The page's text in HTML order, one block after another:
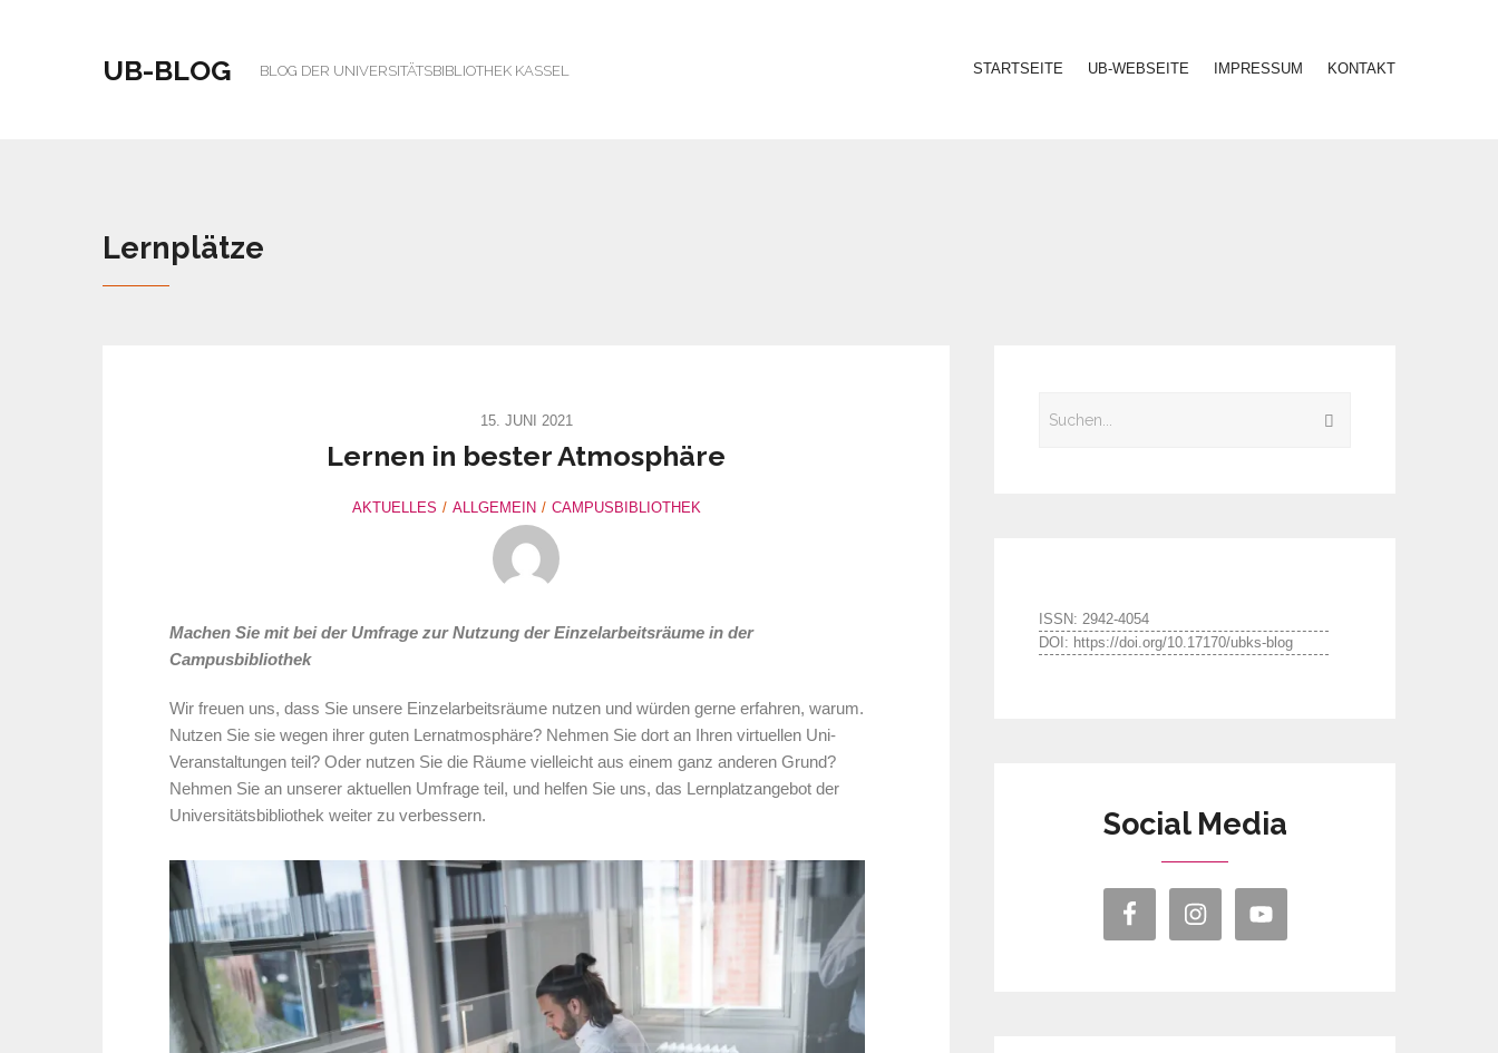
UB-BLOG BLOG DER UNIVERSITÄTSBIBLIOTHEK KASSEL STARTSEITE UB-WEBSEITE IMPRESSUM KONTAKT
Lernplätze
15. JUNI 2021
Lernen in bester Atmosphäre
AKTUELLES ALLGEMEIN CAMPUSBIBLIOTHEK
Machen Sie mit bei der Umfrage zur Nutzung der Einzelarbeitsräume in der
Campusbibliothek
Wir freuen uns, dass Sie unsere Einzelarbeitsräume nutzen und würden gerne erfahren, warum.
Nutzen Sie sie wegen ihrer guten Lernatmosphäre? Nehmen Sie dort an Ihren virtuellen Uni-
Veranstaltungen teil? Oder nutzen Sie die Räume vielleicht aus einem ganz anderen Grund?
Nehmen Sie an unserer aktuellen Umfrage teil, und helfen Sie uns, das Lernplatzangebot der
Universitätsbibliothek weiter zu verbessern.
ISSN: 2942-4054
DOI: https://doi.org/10.17170/ubks-blog
Social Media